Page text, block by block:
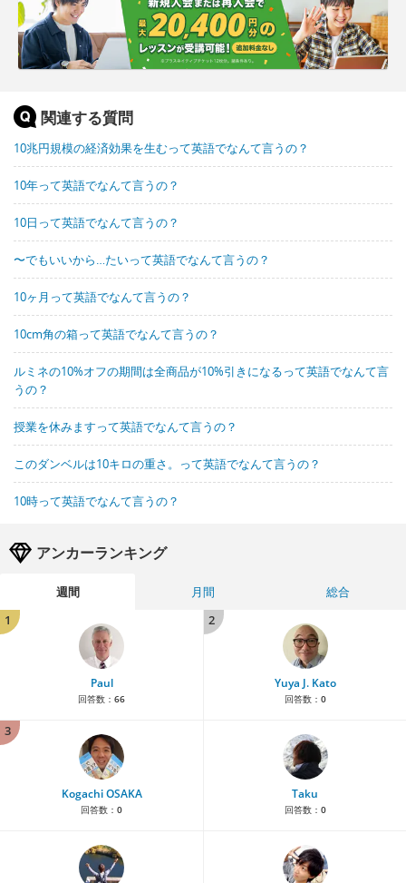
関連する質問
10兆円規模の経済効果を生むって英語でなんて言うの？
10年って英語でなんて言うの？
10日って英語でなんて言うの？
〜でもいいから…たいって英語でなんて言うの？
10ヶ月って英語でなんて言うの？
10cm角の箱って英語でなんて言うの？
ルミネの10%オフの期間は全商品が10%引きになるって英語でなんて言
うの？
授業を休みますって英語でなんて言うの？
このダンベルは10キロの重さ。って英語でなんて言うの？
10時って英語でなんて言うの？
アンカーランキング
週間 月間
総合
1
Paul
回答数： 66
2
Yuya J. Kato
回答数： 0
3
Kogachi OSAKA
回答数： 0
Taku
回答数： 0